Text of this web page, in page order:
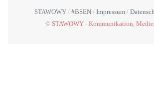
STAWOWY #BSEN Impressum
© STAWOWY - Kommunikation,